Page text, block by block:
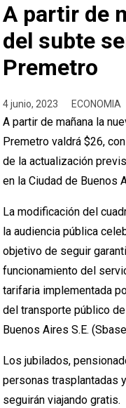
A partir de
del subte
Premetro
4 junio, 2023 ECONOMIA
A partir de mañana la
Premetro valdrá $26,
de la actualización
en la Ciudad de Buenos
La modificación del
la audiencia pública
objetivo de seguir
funcionamiento del
tarifaria implementada
del transporte público
Buenos Aires S.E.
Los jubilados,
personas trasplantadas
seguirán viajando gratis.